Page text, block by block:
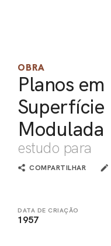
OBRA
Planos em
Superfície
Modulada
estudo para
COMPARTILHAR
DATA DE CRIAÇÃO
1957